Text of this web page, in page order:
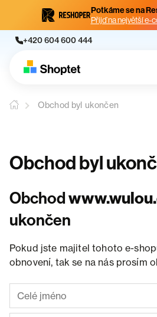
Potkáme se na
Přijď na největší e-
+420 604 600 444
Obchod byl ukončen
Obchod byl
Obchod
ukončen
Pokud jste majitel tohoto e-
obnovení, tak se na nás prosím